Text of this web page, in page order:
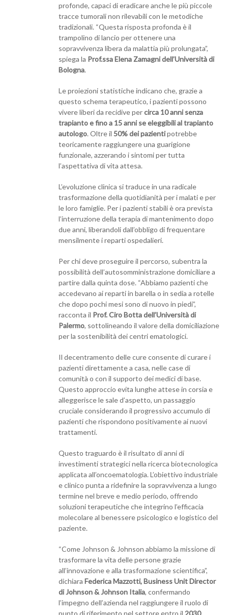
profonde, capaci di eradicare anche le più piccole
tracce tumorali non rilevabili con le metodiche
tradizionali. “Questa risposta profonda è il
trampolino di lancio per ottenere una
sopravvivenza libera da malattia più prolungata”,
spiega la Prof.ssa Elena Zamagni dell’Università di
Bologna.
Le proiezioni statistiche indicano che, grazie a
questo schema terapeutico, i pazienti possono
vivere liberi da recidive percirca 10 anni senza
trapianto e fino a 15 anni se eleggibili al trapianto
autologo. Oltre il 50% dei pazientipotrebbe
teoricamente raggiungere una guarigione
funzionale, azzerando i sintomi per tutta
l’aspettativa di vita attesa.
L’evoluzione clinica si traduce in una radicale
trasformazione della quotidianità per i malati e per
le loro famiglie. Per i pazienti stabili è ora prevista
l’interruzione della terapia di mantenimento dopo
due anni, liberandoli dall’obbligo di frequentare
mensilmente i reparti ospedalieri.
Per chi deve proseguire il percorso, subentra la
possibilità dell’autosomministrazione domiciliare a
partire dalla quinta dose. “Abbiamo pazienti che
accedevano ai reparti in barella o in sedia a rotelle
che dopo pochi mesi sono di nuovo in piedi”,
racconta il Prof. Ciro Botta dell’Università di
Palermo, sottolineando il valore della domiciliazione
per la sostenibilità dei centri ematologici.
Il decentramento delle cure consente di curare i
pazienti direttamente a casa, nelle case di
comunità o con il supporto dei medici di base.
Questo approccio evita lunghe attese in corsia e
alleggerisce le sale d’aspetto, un passaggio
cruciale considerando il progressivo accumulo di
pazienti che rispondono positivamente ai nuovi
trattamenti.
Questo traguardo è il risultato di anni di
investimenti strategici nella ricerca biotecnologica
applicata all’oncoematologia. L’obiettivo industriale
e clinico punta a ridefinire la sopravvivenza a lungo
termine nel breve e medio periodo, offrendo
soluzioni terapeutiche che integrino l’efficacia
molecolare al benessere psicologico e logistico del
paziente.
“Come Johnson & Johnson abbiamo la missione di
trasformare la vita delle persone grazie
all’innovazione e alla trasformazione scientifica”,
dichiara Federica Mazzotti, Business Unit Director
di Johnson & Johnson Italia, confermando
l’impegno dell’azienda nel raggiungere il ruolo di
punto di riferimento nel settore entro il 2030.